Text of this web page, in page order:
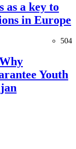
as a key to
in Europe
504
Youth